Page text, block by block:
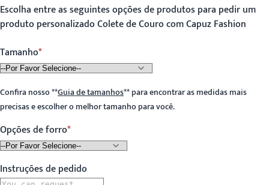
Escolha entre as seguintes opções de produtos para pedir um
produto personalizado Colete de Couro com Capuz Fashion
Tamanho
Confira nosso**Guia de tamanhos**para encontrar as medidas mais
precisas e escolher o melhor tamanho para você.
Opções de forro
Instruções de pedido